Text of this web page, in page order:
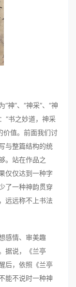
”、“神采”、“神
“书之妙道，神采
值。前面我们讨
与整篇结构的统
。站在作品之
仅仅达到一种字
了一种神韵贯穿
远远称不上书法
感情、审美趣
据说，《兰亭
后，依照《兰亭
能不说时一种神